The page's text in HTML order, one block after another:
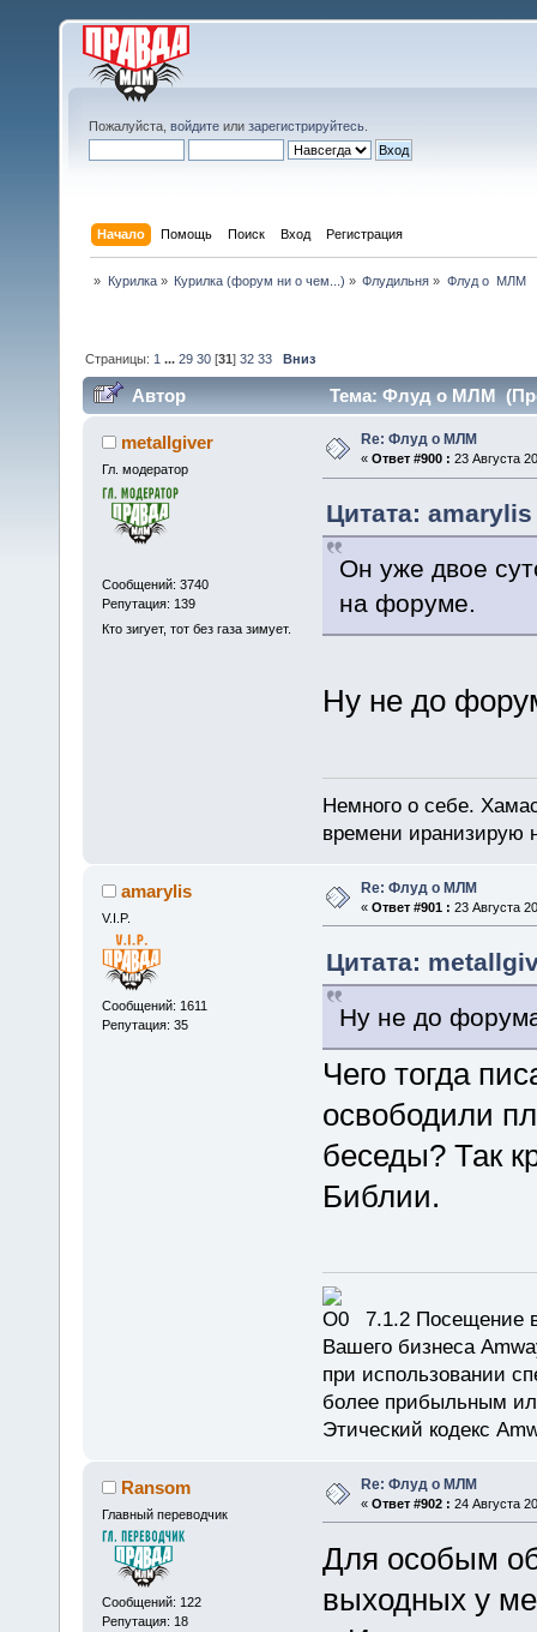
Пожалуйста, войдите или зарегистрируйтесь
Начало Помощь Поиск Вход Регистрация
» Курилка» Курилка (форум ни о чем...) » Флудильня » Флуд о  МЛМ
Страницы: 1 ...29 30 [31]32 33 Вниз
Автор Тема: Флуд о МЛМ
metallgiver
Гл. модератор
Сообщений: 3740
Репутация: 139
Кто зигует, тот без газа зимует.
Re: Флуд о МЛМ
« Ответ #900 : 23 Августа
Цитата: amarylis
Он уже двое
на форуме.
Ну не до
Немного о себе.
времени иранизирую
amarylis
V.I.P.
Сообщений: 1611
Репутация: 35
Re: Флуд о МЛМ
« Ответ #901 : 23 Августа
Цитата:
Ну не до
Чего тогда
освободили
беседы? Так
Библии.
7.1.2 Посещение
Вашего бизнеса
при использовании
более прибыльным
Этический кодекс
Ransom
Главный переводчик
Сообщений: 122
Репутация: 18
Re: Флуд о МЛМ
« Ответ #902 : 24 Августа
Для особым
выходных у